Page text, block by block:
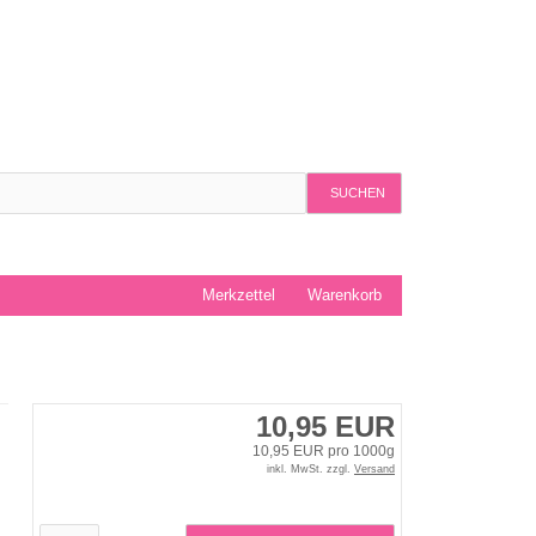
SUCHEN
Warenkorb
Merkzettel
10,95 EUR
10,95 EUR pro 1000g
inkl. MwSt. zzgl. Versand